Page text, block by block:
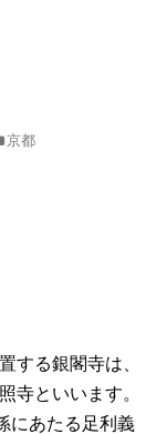
京都
する銀閣寺は、
寺といいます。
にあたる足利義